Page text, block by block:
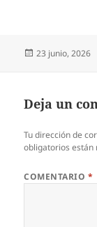
Publicado
23 junio, 2026
Deja un
Tu dirección de
obligatorios
COMENTARIO *